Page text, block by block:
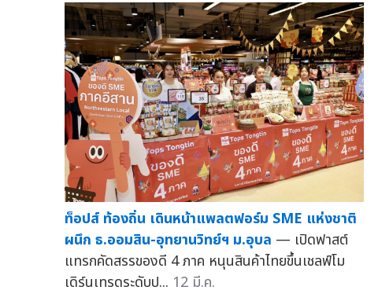
ท็อปส์ ท้องถิ่น เดินหน้าแพลตฟอร์ม SME แห่งชาติ
ผนึก ธ.ออมสิน-อุทยานวิทย์ฯ ม.อุบล — เปิดฟาสต์
แทรกคัดสรรของดี 4 ภาค หนุนสินค้าไทยขึ้นเชลฟ์โม
เดิร์นเทรดระดับป... 12 มี.ค.